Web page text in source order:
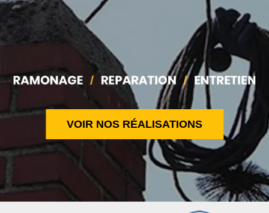
VOIR NOS RÉALISATIONS